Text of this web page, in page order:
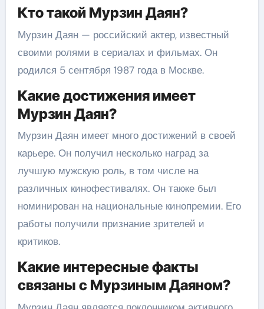
Кто такой Мурзин Даян?
Мурзин Даян — российский актер, известный
своими ролями в сериалах и фильмах. Он
родился 5 сентября 1987 года в Москве.
Какие достижения имеет
Мурзин Даян?
Мурзин Даян имеет много достижений в своей
карьере. Он получил несколько наград за
лучшую мужскую роль, в том числе на
различных кинофестивалях. Он также был
номинирован на национальные кинопремии. Его
работы получили признание зрителей и
критиков.
Какие интересные факты
связаны с Мурзиным Даяном?